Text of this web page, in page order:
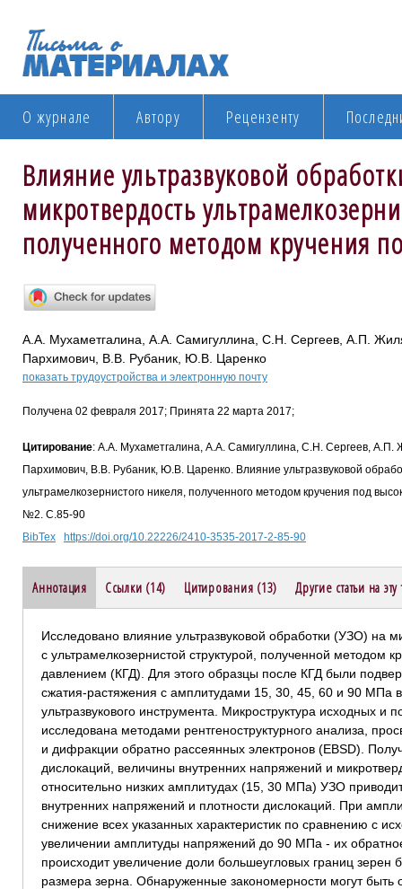
О журнале Автору Рецензенту
Влияние ультразвуковой
микротвердость
полученного методом кручения
А.А. Мухаметгалина, А.А. Самигуллина, С.Н. Сергеев, А.П.
Пархимович, В.В. Рубаник, Ю.В. Царенко
показать трудоустройства и электронную почту
Получена 02 февраля 2017; Принята 22 марта 2017;
Цитирование: А.А. Мухаметгалина, А.А. Самигуллина, С.Н. Сергеев,
Пархимович, В.В. Рубаник, Ю.В. Царенко. Влияние ультразвуковой
ультрамелкозернистого никеля, полученного методом кручения под
№2. С.85-90
BibTex
https://doi.org/10.22226/2410-3535-2017-2-85-90
Аннотация Ссылки (14) Цитирования (13) Другие статьи на
Исследовано влияние ультразвуковой обработки (УЗО) на
с ультрамелкозернистой структурой, полученной методом
давлением (КГД). Для этого образцы после КГД были
сжатия-растяжения с амплитудами 15, 30, 45, 60 и 90 МПа
ультразвукового инструмента. Микроструктура исходных и
исследована методами рентгеноструктурного анализа,
и дифракции обратно рассеянных электронов (EBSD).
дислокаций, величины внутренних напряжений и
относительно низких амплитудах (15, 30 МПа) УЗО
внутренних напряжений и плотности дислокаций. При
снижение всех указанных характеристик по сравнению с
увеличении амплитуды напряжений до 90 МПа - их
происходит увеличение доли большеугловых границ зерен
размера зерна. Обнаруженные закономерности могут